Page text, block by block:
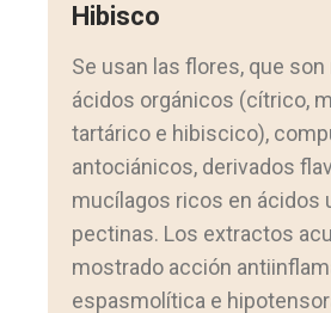
Hibisco
Se usan las flores, que son
ácidos orgánicos (cítrico,
tartárico e hibiscico),
antociánicos, derivados
mucílagos ricos en ácidos
pectinas. Los extractos
mostrado acción
espasmolítica e